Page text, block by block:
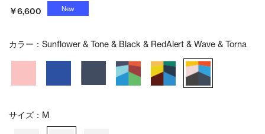
￥6,600 New
カラー： Sunflower & Tone & Black & RedAlert & Wave & Torna
サイズ： M